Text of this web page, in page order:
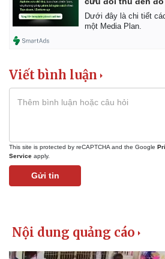
Dưới đây là chi tiết
một Media Plan.
Viết bình luận
This site is protected by reCAPTCHA and the Google
Service apply.
Gửi tin